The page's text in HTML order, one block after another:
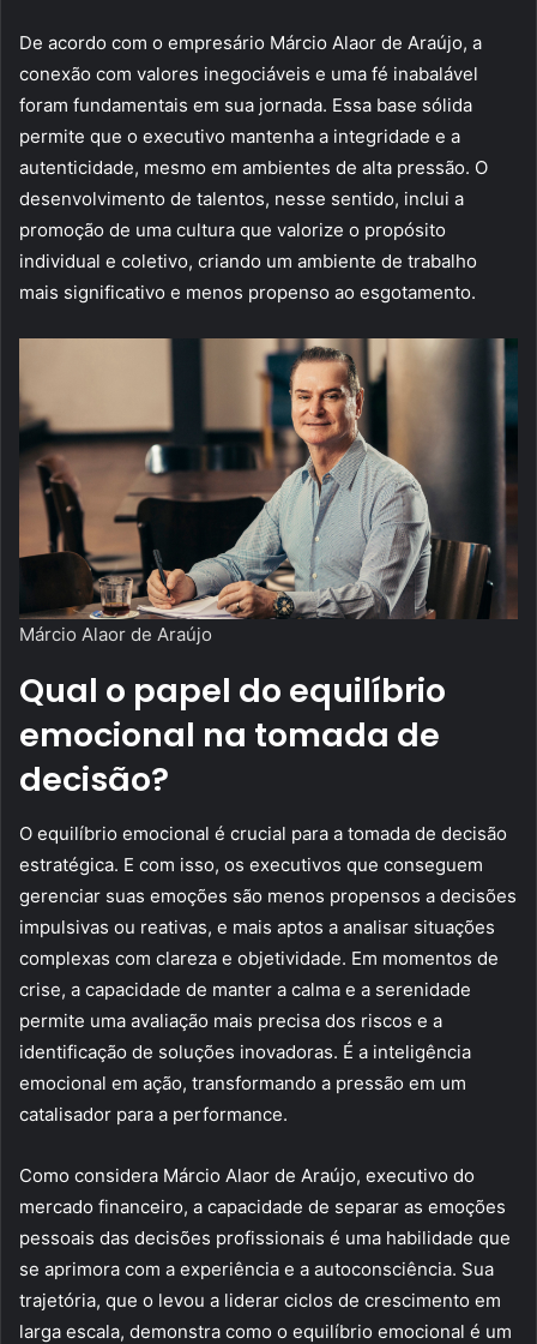
De acordo com o empresário Márcio Alaor de Araújo, a
conexão com valores inegociáveis e uma fé inabalável
foram fundamentais em sua jornada. Essa base sólida
permite que o executivo mantenha a integridade e a
autenticidade, mesmo em ambientes de alta pressão. O
desenvolvimento de talentos, nesse sentido, inclui a
promoção de uma cultura que valorize o propósito
individual e coletivo, criando um ambiente de trabalho
mais significativo e menos propenso ao esgotamento.
Márcio Alaor de Araújo
Qual o papel do equilíbrio
emocional na tomada de
decisão?
O equilíbrio emocional é crucial para a tomada de decisão
estratégica. E com isso, os executivos que conseguem
gerenciar suas emoções são menos propensos a decisões
impulsivas ou reativas, e mais aptos a analisar situações
complexas com clareza e objetividade. Em momentos de
crise, a capacidade de manter a calma e a serenidade
permite uma avaliação mais precisa dos riscos e a
identificação de soluções inovadoras. É a inteligência
emocional em ação, transformando a pressão em um
catalisador para a performance.
Como considera Márcio Alaor de Araújo, executivo do
mercado financeiro, a capacidade de separar as emoções
pessoais das decisões profissionais é uma habilidade que
se aprimora com a experiência e a autoconsciência. Sua
trajetória, que o levou a liderar ciclos de crescimento em
larga escala, demonstra como o equilíbrio emocional é um